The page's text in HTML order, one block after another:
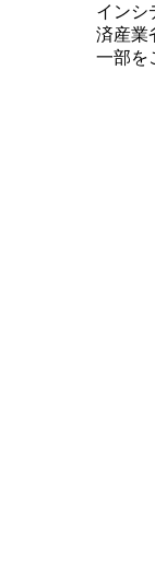
インシ
済産業
一部を